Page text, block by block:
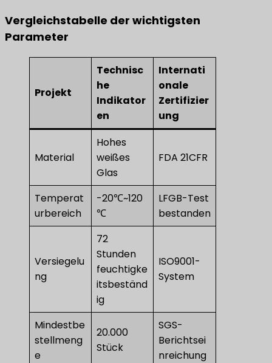
Vergleichstabelle der wichtigsten
Parameter
Projekt
Technisc
he
Indikator
en
Internati
onale
Zertifizier
ung
Material
Hohes
weißes
Glas
FDA 21CFR
Temperat
urbereich
-20℃~120
℃
LFGB-Test
bestanden
Versiegelu
ng
72
Stunden
feuchtigke
itsbeständ
ig
ISO9001-
System
Mindestbe
stellmeng
e
20.000
Stück
SGS-
Berichtsei
nreichung